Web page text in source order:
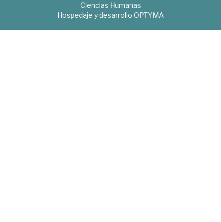
Ciencias Humanas
Hospedaje y desarrollo OPTYMA